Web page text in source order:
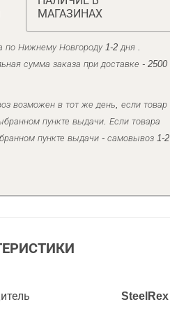
МАГАЗИНАХ
по Нижнему Новгороду 1-2 дня .
сумма заказа при доставке - 2500
возможен в тот же день, если товар
пункте выдачи. Если товара
пункте выдачи - самовывоз 1-2
SteelRex